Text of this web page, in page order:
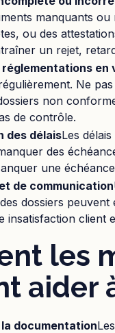
manquants
ou des
un rejet,
en
Ne
non
de contrôle.
des délaisLes
des
une
de communication
dossiers
insatisfaction client
les
aider
documentation